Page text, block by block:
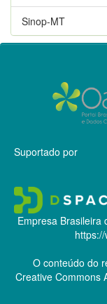
Sinop-MT
Suportado por
Empresa Brasileira
O conteúdo do
Creative Commons